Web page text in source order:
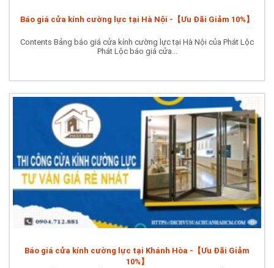
Báo giá cửa kính cường lực tại Hà Nội -【Ưu Đãi Giảm 10%】
Contents Bảng báo giá cửa kính cường lực tại Hà Nội của Phát Lộc
Phát Lộc báo giá cửa...
Báo giá cửa kính cường lực tại Khánh Hòa -【Ưu Đãi Giảm
10%】